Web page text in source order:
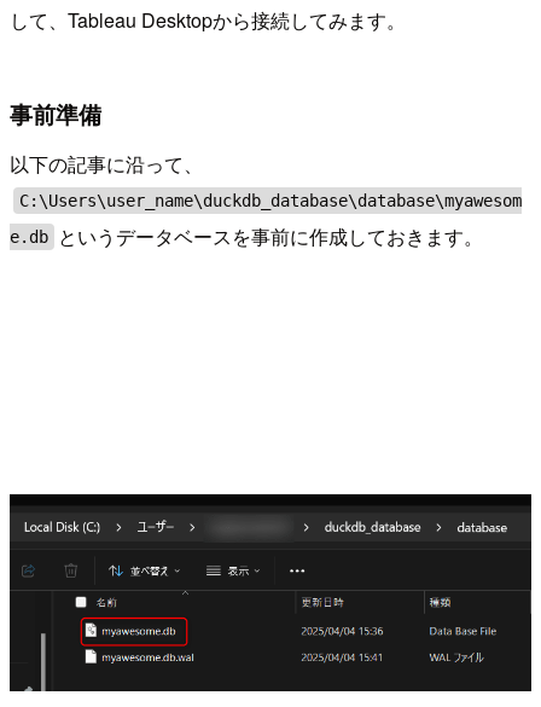
して、Tableau Desktopから接続してみます。
事前準備
以下の記事に沿って、
C:\Users\user_name\duckdb_database\database\myawesom
e.db
というデータベースを事前に作成しておきます。